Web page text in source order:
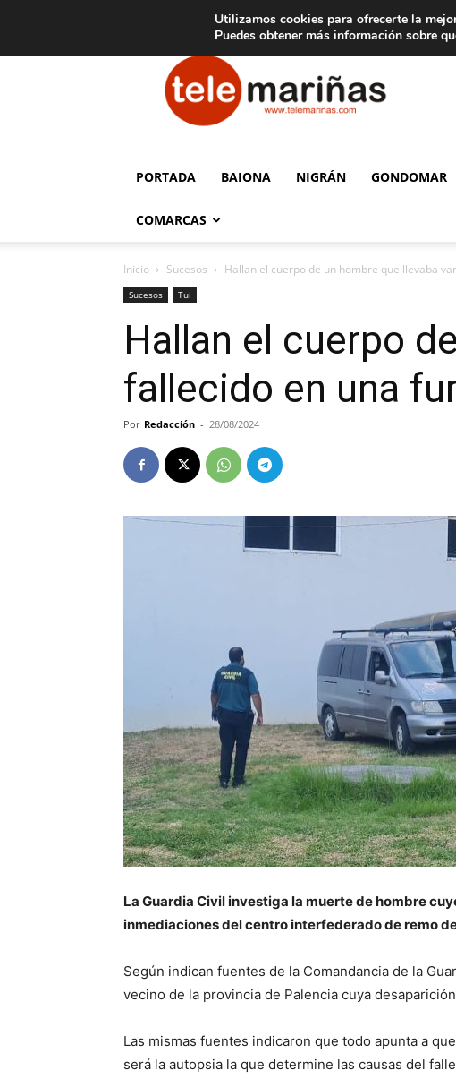
Aviso legal Tarifas de publicidad
Telemariñas
PORTADA BAIONA NIGRÁN GONDOMAR
COMARCAS
Inicio Sucesos Hallan el cuerpo de un hombre que llevaba
Sucesos Tui
Hallan el cuerpo
fallecido en una
Por Redacción - 28/08/2024
La Guardia Civil investiga la muerte de hombre
inmediaciones del centro interfederado de remo
Según indican fuentes de la Comandancia de la
vecino de la provincia de Palencia cuya
Las mismas fuentes indicaron que todo apunta a
será la autopsia la que determine las causas del
Utilizamos cookies para ofrecerte la
Puedes obtener más información sobre